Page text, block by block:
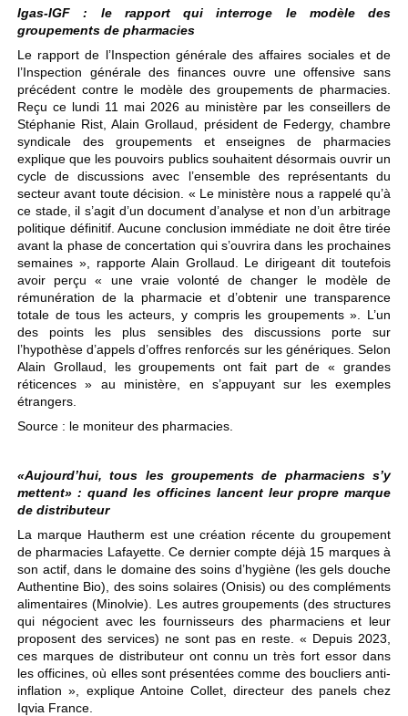
Igas-IGF : le rapport qui interroge le modèle des
groupements de pharmacies
Le rapport de l’Inspection générale des affaires sociales et de
l’Inspection générale des finances ouvre une offensive sans
précédent contre le modèle des groupements de pharmacies.
Reçu ce lundi 11 mai 2026 au ministère par les conseillers de
Stéphanie Rist, Alain Grollaud, président de Federgy, chambre
syndicale des groupements et enseignes de pharmacies
explique que les pouvoirs publics souhaitent désormais ouvrir un
cycle de discussions avec l’ensemble des représentants du
secteur avant toute décision. « Le ministère nous a rappelé qu’à
ce stade, il s’agit d’un document d’analyse et non d’un arbitrage
politique définitif. Aucune conclusion immédiate ne doit être tirée
avant la phase de concertation qui s’ouvrira dans les prochaines
semaines », rapporte Alain Grollaud. Le dirigeant dit toutefois
avoir perçu « une vraie volonté de changer le modèle de
rémunération de la pharmacie et d’obtenir une transparence
totale de tous les acteurs, y compris les groupements ». L’un
des points les plus sensibles des discussions porte sur
l’hypothèse d’appels d’offres renforcés sur les génériques. Selon
Alain Grollaud, les groupements ont fait part de « grandes
réticences » au ministère, en s’appuyant sur les exemples
étrangers.
Source : le moniteur des pharmacies.
«Aujourd’hui, tous les groupements de pharmaciens s’y
mettent» : quand les officines lancent leur propre marque
de distributeur
La marque Hautherm est une création récente du groupement
de pharmacies Lafayette. Ce dernier compte déjà 15 marques à
son actif, dans le domaine des soins d’hygiène (les gels douche
Authentine Bio), des soins solaires (Onisis) ou des compléments
alimentaires (Minolvie). Les autres groupements (des structures
qui négocient avec les fournisseurs des pharmaciens et leur
proposent des services) ne sont pas en reste. « Depuis 2023,
ces marques de distributeur ont connu un très fort essor dans
les officines, où elles sont présentées comme des boucliers anti-
inflation », explique Antoine Collet, directeur des panels chez
Iqvia France.